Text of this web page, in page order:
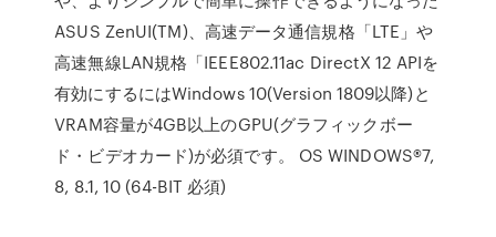
ASUS ZenUI(TM)、高速データ通信規格「LTE」や
高速無線LAN規格「IEEE802.11ac DirectX 12 APIを
有効にするにはWindows 10(Version 1809以降)と
VRAM容量が4GB以上のGPU(グラフィックボー
ド・ビデオカード)が必須です。 OS WINDOWS®7,
8, 8.1, 10 (64-BIT 必須)